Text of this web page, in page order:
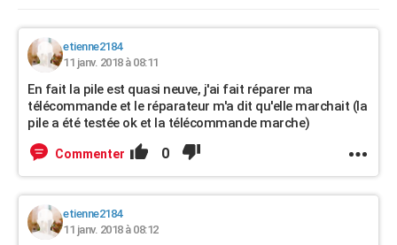
etienne2184
11 janv. 2018 à 08:11
En fait la pile est quasi neuve, j'ai fait réparer ma
télécommande et le réparateur m'a dit qu'elle marchait (la
pile a été testée ok et la télécommande marche)
Commenter 0
etienne2184
11 janv. 2018 à 08:12